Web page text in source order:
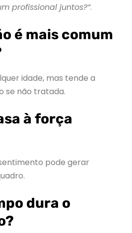
profissional juntos?”.
é mais comum
idade, mas tende a
se não tratada.
à força
pode gerar
dura o